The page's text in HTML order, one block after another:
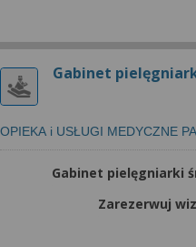
Gabinet
OPIEKA i USŁUGI MEDYCZNE
Gabinet pielęgniarki
Zarezerwuj